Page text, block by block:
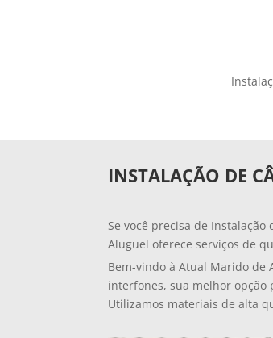
INSTALAÇÃO DE
Se você precisa de
Aluguel oferece serviços de
Bem-vindo à Atual Marido de
interfones, sua melhor opção
Utilizamos materiais de alta